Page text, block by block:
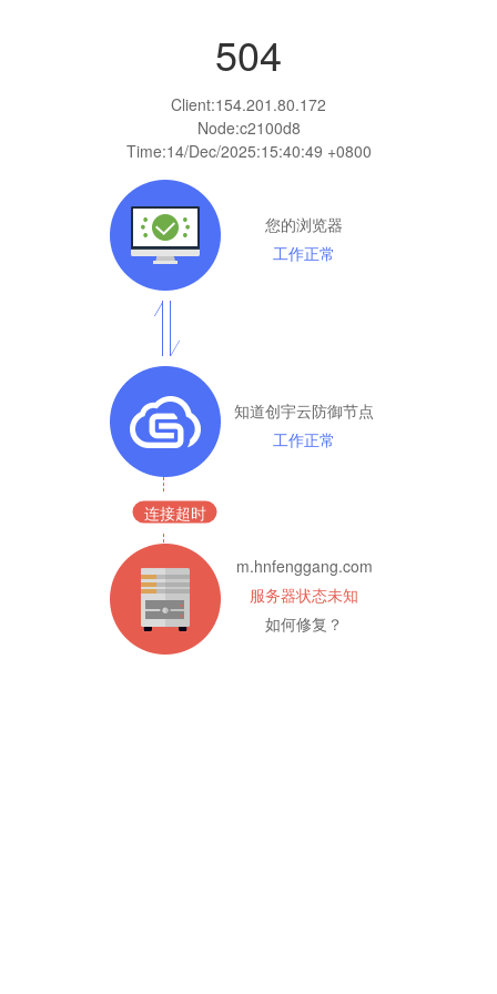
504
Client:154.201.80.172
Node:c2100d8
Time:14/Dec/2025:15:40:49 +0800
您的浏览器
工作正常
知道创宇云防御节点
工作正常
连接超时
m.hnfenggang.com
服务器状态未知
如何修复？